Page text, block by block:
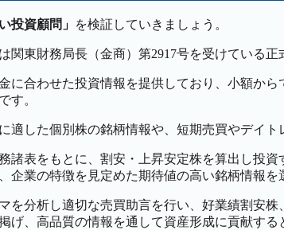
投資顧問」 を検証していきましょう。
関東財務局長（金商）第2917号を受けている
に合わせた投資情報を提供しており、小額か
す。
適した個別株の銘柄情報や、短期売買やデイ
諸表をもとに、割安・上昇安定株を算出し投
企業の特徴を見定めた期待値の高い銘柄情報
を分析し適切な売買助言を行い、好業績割安
げ、高品質の情報を通して資産形成に貢献する